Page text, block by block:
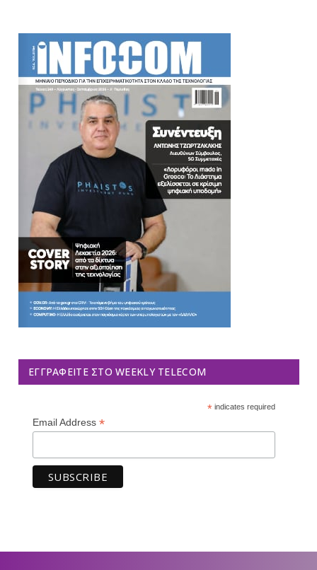
ΕΓΓΡΑΦΕΊΤΕ ΣΤΟ WEEKLY TELECOM
*indicates required
Email Address *